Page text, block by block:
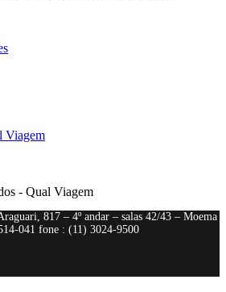
Viagem
- Qual Viagem
817 – 4º andar – salas 42/43 – Moema
041 fone : (11) 3024-9500